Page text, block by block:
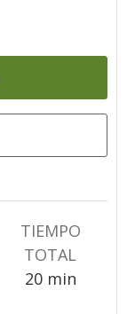
TIEMPO
TOTAL
20minuti
min